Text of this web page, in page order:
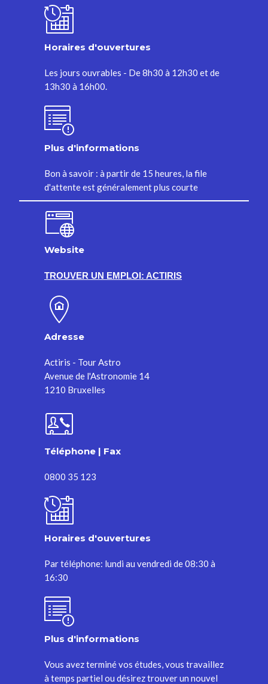
Horaires d'ouvertures
Les jours ouvrables - De 8h30 à 12h30 et de
13h30 à 16h00.
Plus d'informations
Bon à savoir : à partir de 15 heures, la file
d'attente est généralement plus courte
Website
TROUVER UN EMPLOI: ACTIRIS
Adresse
Actiris - Tour Astro
Avenue de l'Astronomie 14
1210 Bruxelles
Téléphone | Fax
0800 35 123
Horaires d'ouvertures
Par téléphone: lundi au vendredi de 08:30 à
16:30
Plus d'informations
Vous avez terminé vos études, vous travaillez
à temps partiel ou désirez trouver un nouvel